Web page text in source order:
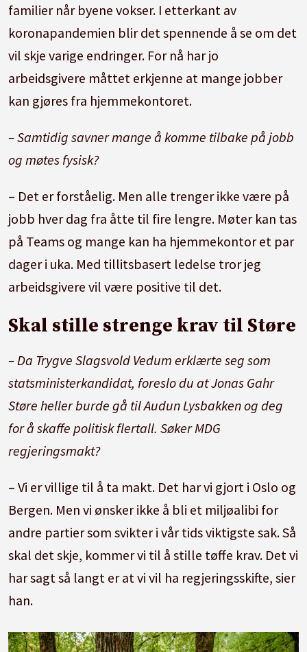
familier når byene vokser. I etterkant av
koronapandemien blir det spennende å se om det
vil skje varige endringer. For nå har jo
arbeidsgivere måttet erkjenne at mange jobber
kan gjøres fra hjemmekontoret.
– Samtidig savner mange å komme tilbake på jobb
og møtes fysisk?
– Det er forståelig. Men alle trenger ikke være på
jobb hver dag fra åtte til fire lengre. Møter kan tas
på Teams og mange kan ha hjemmekontor et par
dager i uka. Med tillitsbasert ledelse tror jeg
arbeidsgivere vil være positive til det.
Skal stille strenge krav til Støre
– Da Trygve Slagsvold Vedum erklærte seg som
statsministerkandidat, foreslo du at Jonas Gahr
Støre heller burde gå til Audun Lysbakken og deg
for å skaffe politisk flertall. Søker MDG
regjeringsmakt?
– Vi er villige til å ta makt. Det har vi gjort i Oslo og
Bergen. Men vi ønsker ikke å bli et miljøalibi for
andre partier som svikter i vår tids viktigste sak. Så
skal det skje, kommer vi til å stille tøffe krav. Det vi
har sagt så langt er at vi vil ha regjeringsskifte, sier
han.